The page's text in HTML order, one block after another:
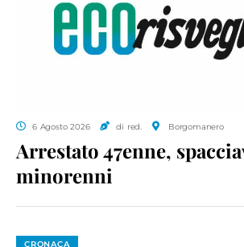
6 Agosto 2026 di red. Borgomanero
Arrestato 47enne,
minorenni
CRONACA